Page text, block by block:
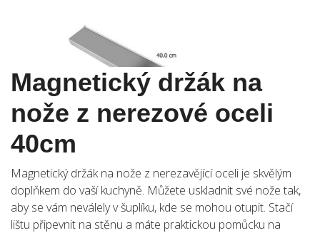
Magnetický držák na
nože z nerezové oceli
40cm
Magnetický držák na nože z nerezavějící oceli je skvělým
doplňkem do vaší kuchyně. Můžete uskladnit své nože tak,
aby se vám neválely v šuplíku, kde se mohou otupit. Stačí
lištu připevnit na stěnu a máte praktickou pomůcku na